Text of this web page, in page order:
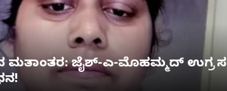
ಅಗ್ನಿ ಅವಘಡ: 12 ಮಂದಿ ಸಜೀವ